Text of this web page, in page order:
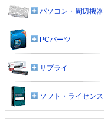
パソコン・周辺機器
PCパーツ
サプライ
ソフト・ライセンス